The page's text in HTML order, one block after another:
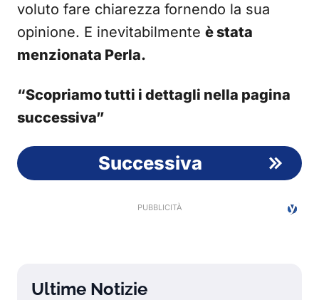
voluto fare chiarezza fornendo la sua
opinione. E inevitabilmente è stata
menzionata Perla.
“Scopriamo tutti i dettagli nella pagina
successiva”
Successiva
Ultime Notizie